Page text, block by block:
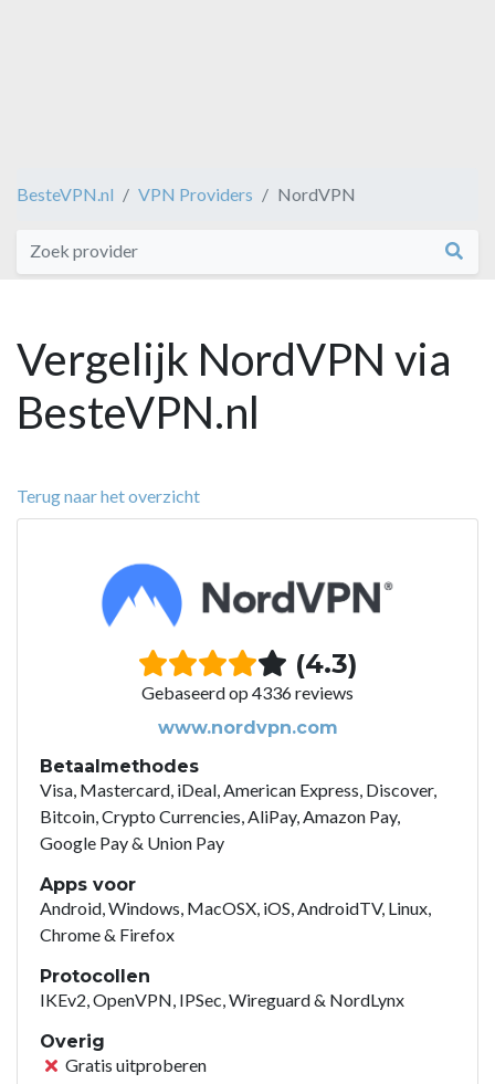
BesteVPN.nl VPN Providers NordVPN
Vergelijk NordVPN via
BesteVPN.nl
Terug naar het overzicht
(4.3)
Gebaseerd op 4336 reviews
www.nordvpn.com
Betaalmethodes
Visa, Mastercard, iDeal, American Express, Discover,
Bitcoin, Crypto Currencies, AliPay, Amazon Pay,
Google Pay & Union Pay
Apps voor
Android, Windows, MacOSX, iOS, AndroidTV, Linux,
Chrome & Firefox
Protocollen
IKEv2, OpenVPN, IPSec, Wireguard & NordLynx
Overig
Gratis uitproberen